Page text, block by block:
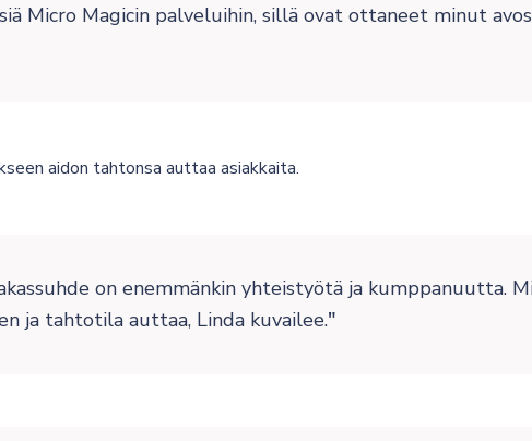
Micro Magicin palveluihin, sillä ovat ottaneet minut
aidon tahtonsa auttaa asiakkaita.
on enemmänkin yhteistyötä ja kumppanuutta.
ja tahtotila auttaa, Linda kuvailee.